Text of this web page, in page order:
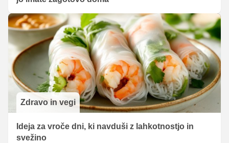
Zdravo in vegi
Ideja za vroče dni, ki navduši z lahkotnostjo in
svežino